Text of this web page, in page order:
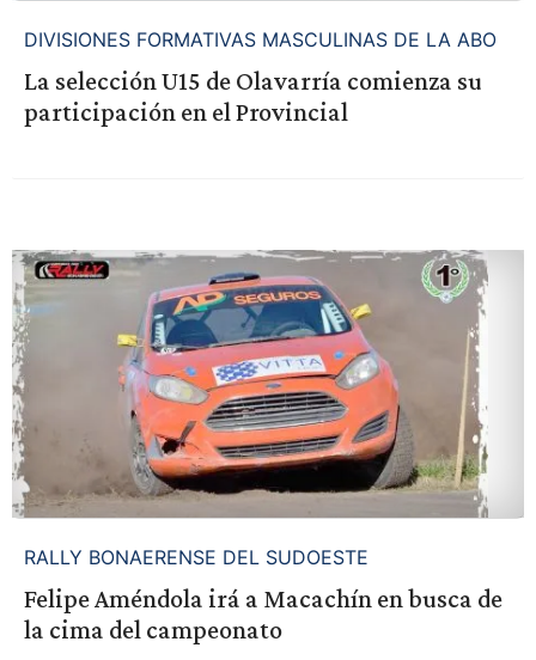
DIVISIONES FORMATIVAS MASCULINAS DE LA ABO
La selección U15 de Olavarría comienza su
participación en el Provincial
RALLY BONAERENSE DEL SUDOESTE
Felipe Améndola irá a Macachín en busca de
la cima del campeonato